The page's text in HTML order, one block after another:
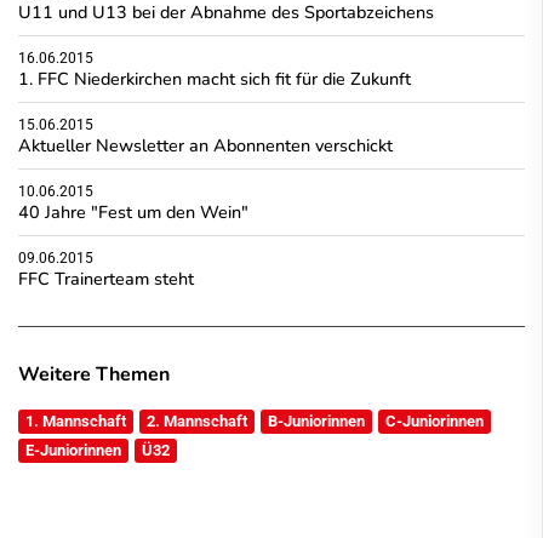
U11 und U13 bei der Abnahme des Sportabzeichens
16.06.2015
1. FFC Niederkirchen macht sich fit für die Zukunft
15.06.2015
Aktueller Newsletter an Abonnenten verschickt
10.06.2015
40 Jahre "Fest um den Wein"
09.06.2015
FFC Trainerteam steht
Weitere Themen
1. Mannschaft 2. Mannschaft B-Juniorinnen
C-Juniorinnen
E-Juniorinnen
Ü32